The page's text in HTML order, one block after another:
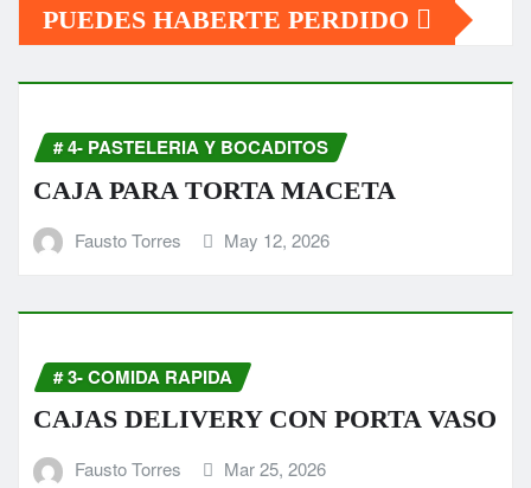
PUEDES HABERTE PERDIDO
# 4- PASTELERIA Y BOCADITOS
CAJA PARA TORTA MACETA
Fausto Torres May 12, 2026
# 3- COMIDA RAPIDA
CAJAS DELIVERY CON PORTA VASO
Fausto Torres Mar 25, 2026